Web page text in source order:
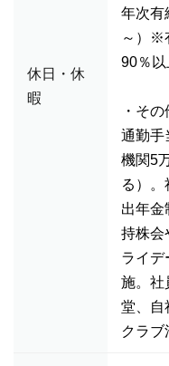
休日・休
暇
年次有
～）※
90％以
・そ
通勤手
機関5
る）
出年金
持株会
ライデ
施。社
堂、自
クラブ